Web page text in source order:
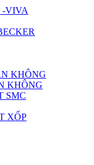
-VIVA
KHÔNG
KHÔNG
SMC
XỐP